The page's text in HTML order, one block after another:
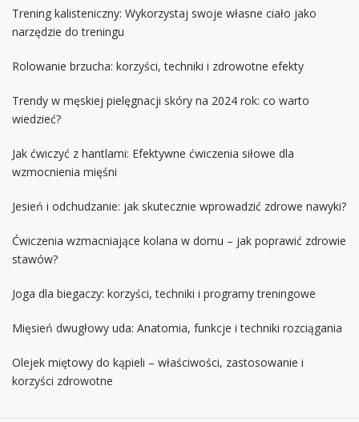
Trening kalisteniczny: Wykorzystaj swoje własne ciało jako
narzędzie do treningu
Rolowanie brzucha: korzyści, techniki i zdrowotne efekty
Trendy w męskiej pielęgnacji skóry na 2024 rok: co warto
wiedzieć?
Jak ćwiczyć z hantlami: Efektywne ćwiczenia siłowe dla
wzmocnienia mięśni
Jesień i odchudzanie: jak skutecznie wprowadzić zdrowe nawyki?
Ćwiczenia wzmacniające kolana w domu – jak poprawić zdrowie
stawów?
Joga dla biegaczy: korzyści, techniki i programy treningowe
Mięsień dwugłowy uda: Anatomia, funkcje i techniki rozciągania
Olejek miętowy do kąpieli – właściwości, zastosowanie i
korzyści zdrowotne